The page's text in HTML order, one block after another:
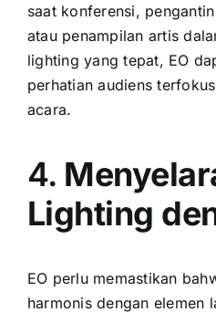
saat konferensi,
atau penampilan artis
lighting yang tepat, EO
perhatian audiens
acara.
4.
Lighting
EO perlu memastikan
harmonis dengan elemen